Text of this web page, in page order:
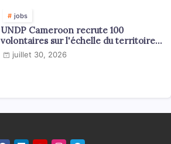
jobs
UNDP Cameroon recrute 100
volontaires sur l'échelle du territoire
national
juillet 30, 2026